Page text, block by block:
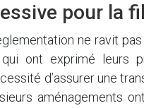
pour la
ne ravit
ont exprimé leurs
d’assurer une
aménagements